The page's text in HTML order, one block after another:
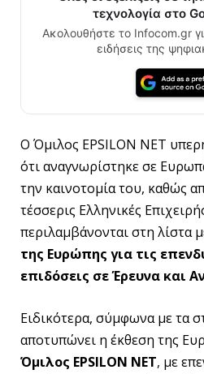
τεχνολογία στο
Ακολουθήστε το Infocom.gr
ειδήσεις της
O Όμιλος EPSILON NET
ότι αναγνωρίστηκε σε
την καινοτομία του, καθώς
τέσσερις Ελληνικές
περιλαμβάνονται στη λίστα
της Ευρώπης για τις
επιδόσεις σε Έρευνα και
Ειδικότερα, σύμφωνα με τα
αποτυπώνει η έκθεση της
Όμιλος EPSILON NET, με